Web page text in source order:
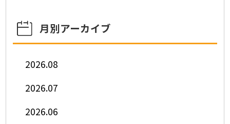
月別アーカイブ
2026.08
2026.07
2026.06